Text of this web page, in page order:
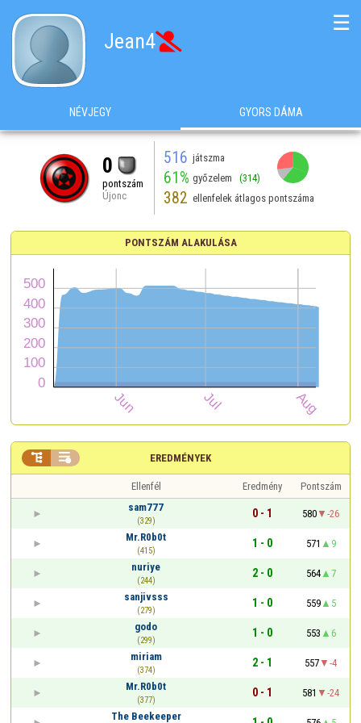
Jean4
☰
NÉVJEGY GYORS DÁMA
0
pontszám
Újonc
516 játszma
61% győzelem (314)
382 ellenfelek átlagos pontszáma
PONTSZÁM ALAKULÁSA
EREDMÉNYEK
 
Ellenfél Eredmény
Pontszám
sam777
(329)
0 - 1 580
-26
Mr.R0b0t
(415)
1 - 0 571
9
nuriye
(244)
2 - 0 564
7
sanjivsss
(279)
1 - 0 559
5
godo
(299)
1 - 0 553
6
miriam
(374)
2 - 1 557
-4
Mr.R0b0t
(377)
0 - 1 581
-24
The Beekeeper